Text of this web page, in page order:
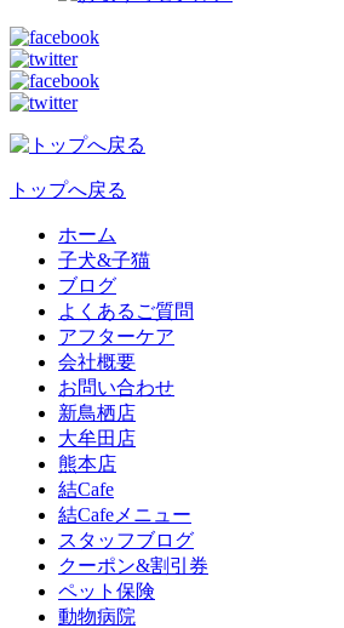
トップへ戻る
ホーム
子犬&子猫
ブログ
よくあるご質問
アフターケア
会社概要
お問い合わせ
新鳥栖店
大牟田店
熊本店
結Cafe
結Cafeメニュー
スタッフブログ
クーポン&割引券
ペット保険
動物病院